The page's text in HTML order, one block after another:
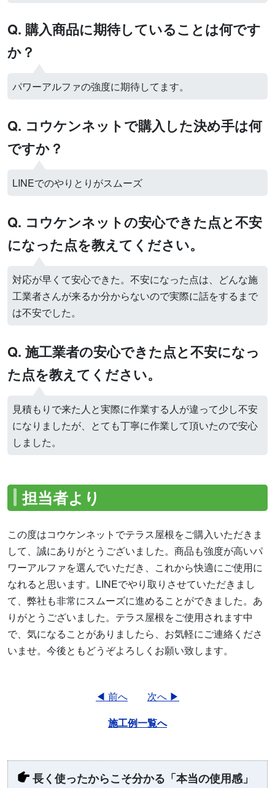
Q. 購入商品に期待していることは何です
か？
パワーアルファの強度に期待してます。
Q. コウケンネットで購入した決め手は何
ですか？
LINEでのやりとりがスムーズ
Q. コウケンネットの安心できた点と不安
になった点を教えてください。
対応が早くて安心できた。不安になった点は、どんな施
工業者さんが来るか分からないので実際に話をするまで
は不安でした。
Q. 施工業者の安心できた点と不安になっ
た点を教えてください。
見積もりで来た人と実際に作業する人が違って少し不安
になりましたが、とても丁寧に作業して頂いたので安心
しました。
担当者より
この度はコウケンネットでテラス屋根をご購入いただきま
して、誠にありがとうございました。商品も強度が高いパ
ワーアルファを選んでいただき、これから快適にご使用に
なれると思います。LINEでやり取りさせていただきまし
て、弊社も非常にスムーズに進めることができました。あ
りがとうございました。テラス屋根をご使用されます中
で、気になることがありましたら、お気軽にご連絡くださ
いませ。今後ともどうぞよろしくお願い致します。
◀ 前へ
次へ ▶
施工例一覧へ
長く使ったからこそ分かる「本当の使用感」